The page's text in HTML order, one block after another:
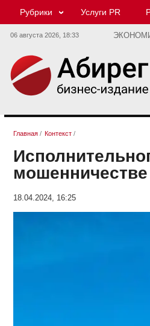
Рубрики Услуги PR
06 августа 2026, 18:33
Главная / Контекст /
18.04.2024, 16:25